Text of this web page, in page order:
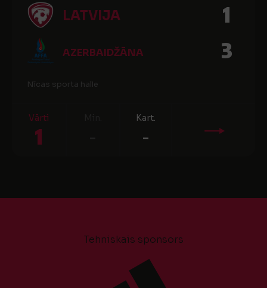
LATVIJA 1
AZERBAIDŽĀNA 3
Nīcas sporta halle
Vārti
1
Kart.
-
Tehniskais sponsors